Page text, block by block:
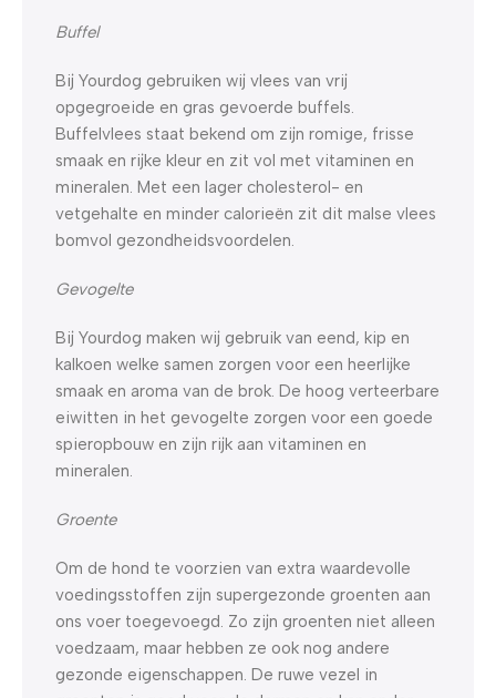
Buffel
Bij Yourdog gebruiken wij vlees van vrij
opgegroeide en gras gevoerde buffels.
Buffelvlees staat bekend om zijn romige, frisse
smaak en rijke kleur en zit vol met vitaminen en
mineralen. Met een lager cholesterol- en
vetgehalte en minder calorieën zit dit malse vlees
bomvol gezondheidsvoordelen.
Gevogelte
Bij Yourdog maken wij gebruik van eend, kip en
kalkoen welke samen zorgen voor een heerlijke
smaak en aroma van de brok. De hoog verteerbare
eiwitten in het gevogelte zorgen voor een goede
spieropbouw en zijn rijk aan vitaminen en
mineralen.
Groente
Om de hond te voorzien van extra waardevolle
voedingsstoffen zijn supergezonde groenten aan
ons voer toegevoegd. Zo zijn groenten niet alleen
voedzaam, maar hebben ze ook nog andere
gezonde eigenschappen. De ruwe vezel in